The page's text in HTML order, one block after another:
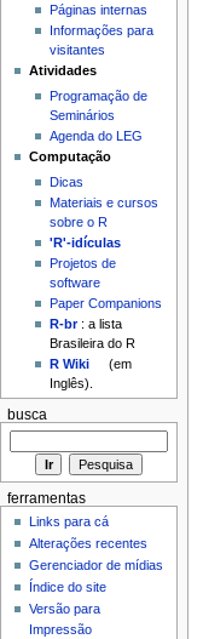
Páginas internas
Informações para
visitantes
Atividades
Programação de
Seminários
Agenda do LEG
Computação
Dicas
Materiais e cursos
sobre o R
'R'-idículas
Projetos de
software
Paper Companions
R-br: a lista
Brasileira do R
R Wiki
(em
Inglês).
busca
ferramentas
Links para cá
Alterações recentes
Gerenciador de mídias
Índice do site
Versão para
Impressão